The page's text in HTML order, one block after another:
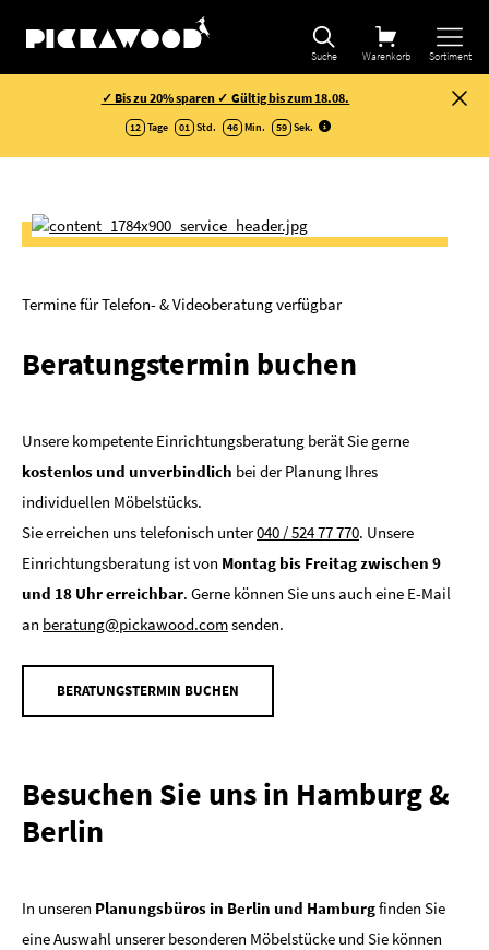
Suche Warenkorb Sortiment
✓ Bis zu 20% sparen ✓ Gültig bis zum 18.08.
12 Tage 01 Std. 46 Min. 59 Sek.
Termine für Telefon- & Videoberatung verfügbar
Beratungstermin buchen
Unsere kompetente Einrichtungsberatung berät Sie gerne
kostenlos und unverbindlich bei der Planung Ihres
individuellen Möbelstücks.
Sie erreichen uns telefonisch unter040 / 524 77 770. Unsere
Einrichtungsberatung ist von Montag bis Freitag zwischen 9
und 18 Uhr erreichbar. Gerne können Sie uns auch eine E-Mail
an beratung@pickawood.comsenden.
BERATUNGSTERMIN BUCHEN
Besuchen Sie uns in Hamburg &
Berlin
In unseren Planungsbüros in Berlin und Hamburgfinden Sie
eine Auswahl unserer besonderen Möbelstücke und Sie können